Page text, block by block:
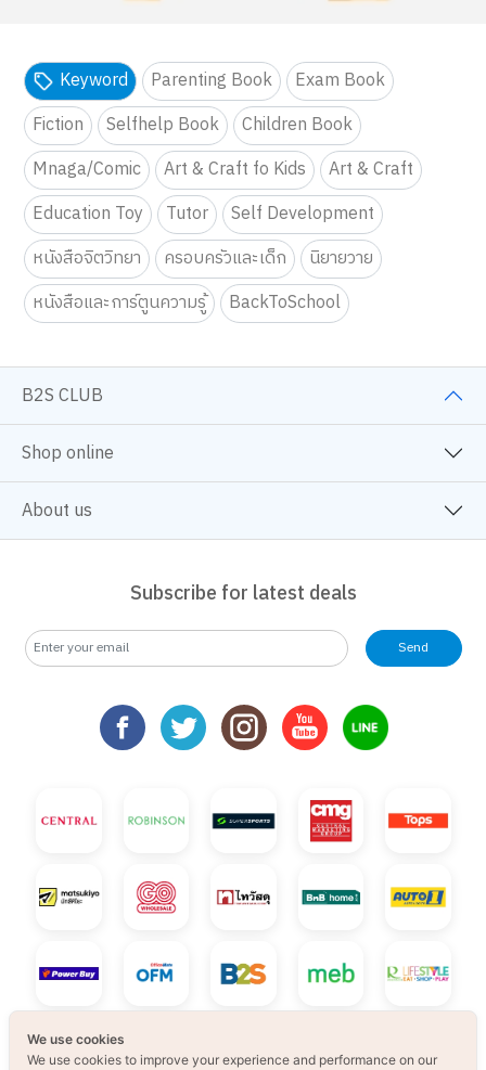
Keyword Parenting Book
Exam Book
Fiction
Selfhelp Book
Children Book
Mnaga/Comic
Art & Craft fo Kids
Art & Craft
Education Toy
Tutor
Self Development
หนังสือจิตวิทยา
ครอบครัวและเด็ก
นิยายวาย
หนังสือและการ์ตูนความรู้
BackToSchool
B2S CLUB
Shop online
About us
Subscribe for latest deals
Send
We use cookies
We use cookies to improve your experience and performance on our